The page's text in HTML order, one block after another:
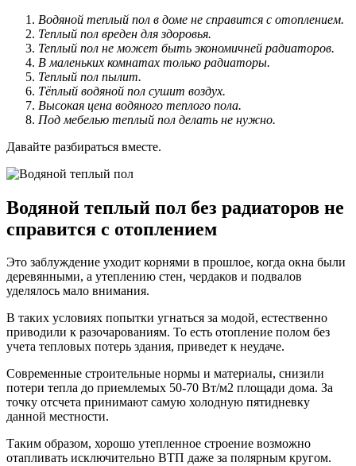
Водяной теплый пол в доме не справится с отоплением.
Теплый пол вреден для здоровья.
Теплый пол не может быть экономичней радиаторов.
В маленьких комнатах только радиаторы.
Теплый пол пылит.
Тёплый водяной пол сушит воздух.
Высокая цена водяного теплого пола.
Под мебелью теплый пол делать не нужно.
Давайте разбираться вместе.
Водяной теплый пол без радиаторов не
справится с отоплением
Это заблуждение уходит корнями в прошлое, когда окна были
деревянными, а утеплению стен, чердаков и подвалов
уделялось мало внимания.
В таких условиях попытки угнаться за модой, естественно
приводили к разочарованиям. То есть отопление полом без
учета тепловых потерь здания, приведет к неудаче.
Современные строительные нормы и материалы, снизили
потери тепла до приемлемых 50-70 Вт/м2 площади дома. За
точку отсчета принимают самую холодную пятидневку
данной местности.
Таким образом, хорошо утепленное строение возможно
отапливать исключительно ВТП даже за полярным кругом.